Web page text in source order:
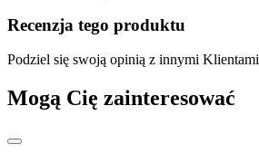
Recenzja tego produktu
Podziel się swoją opinią z innymi Klientami
Mogą Cię zainteresować